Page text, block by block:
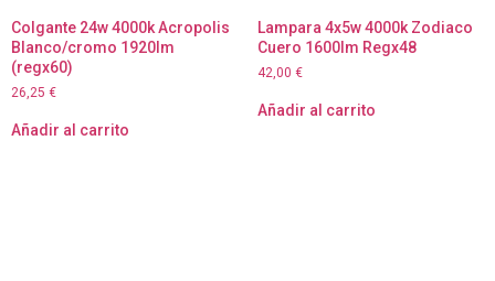
Colgante 24w 4000k Acropolis
Blanco/cromo 1920lm
(regx60)
26,25 €
Añadir al carrito
Lampara 4x5w 4000k Zodiaco
Cuero 1600lm Regx48
42,00 €
Añadir al carrito